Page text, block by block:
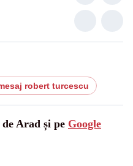
robert turcescu
Arad și pe Google